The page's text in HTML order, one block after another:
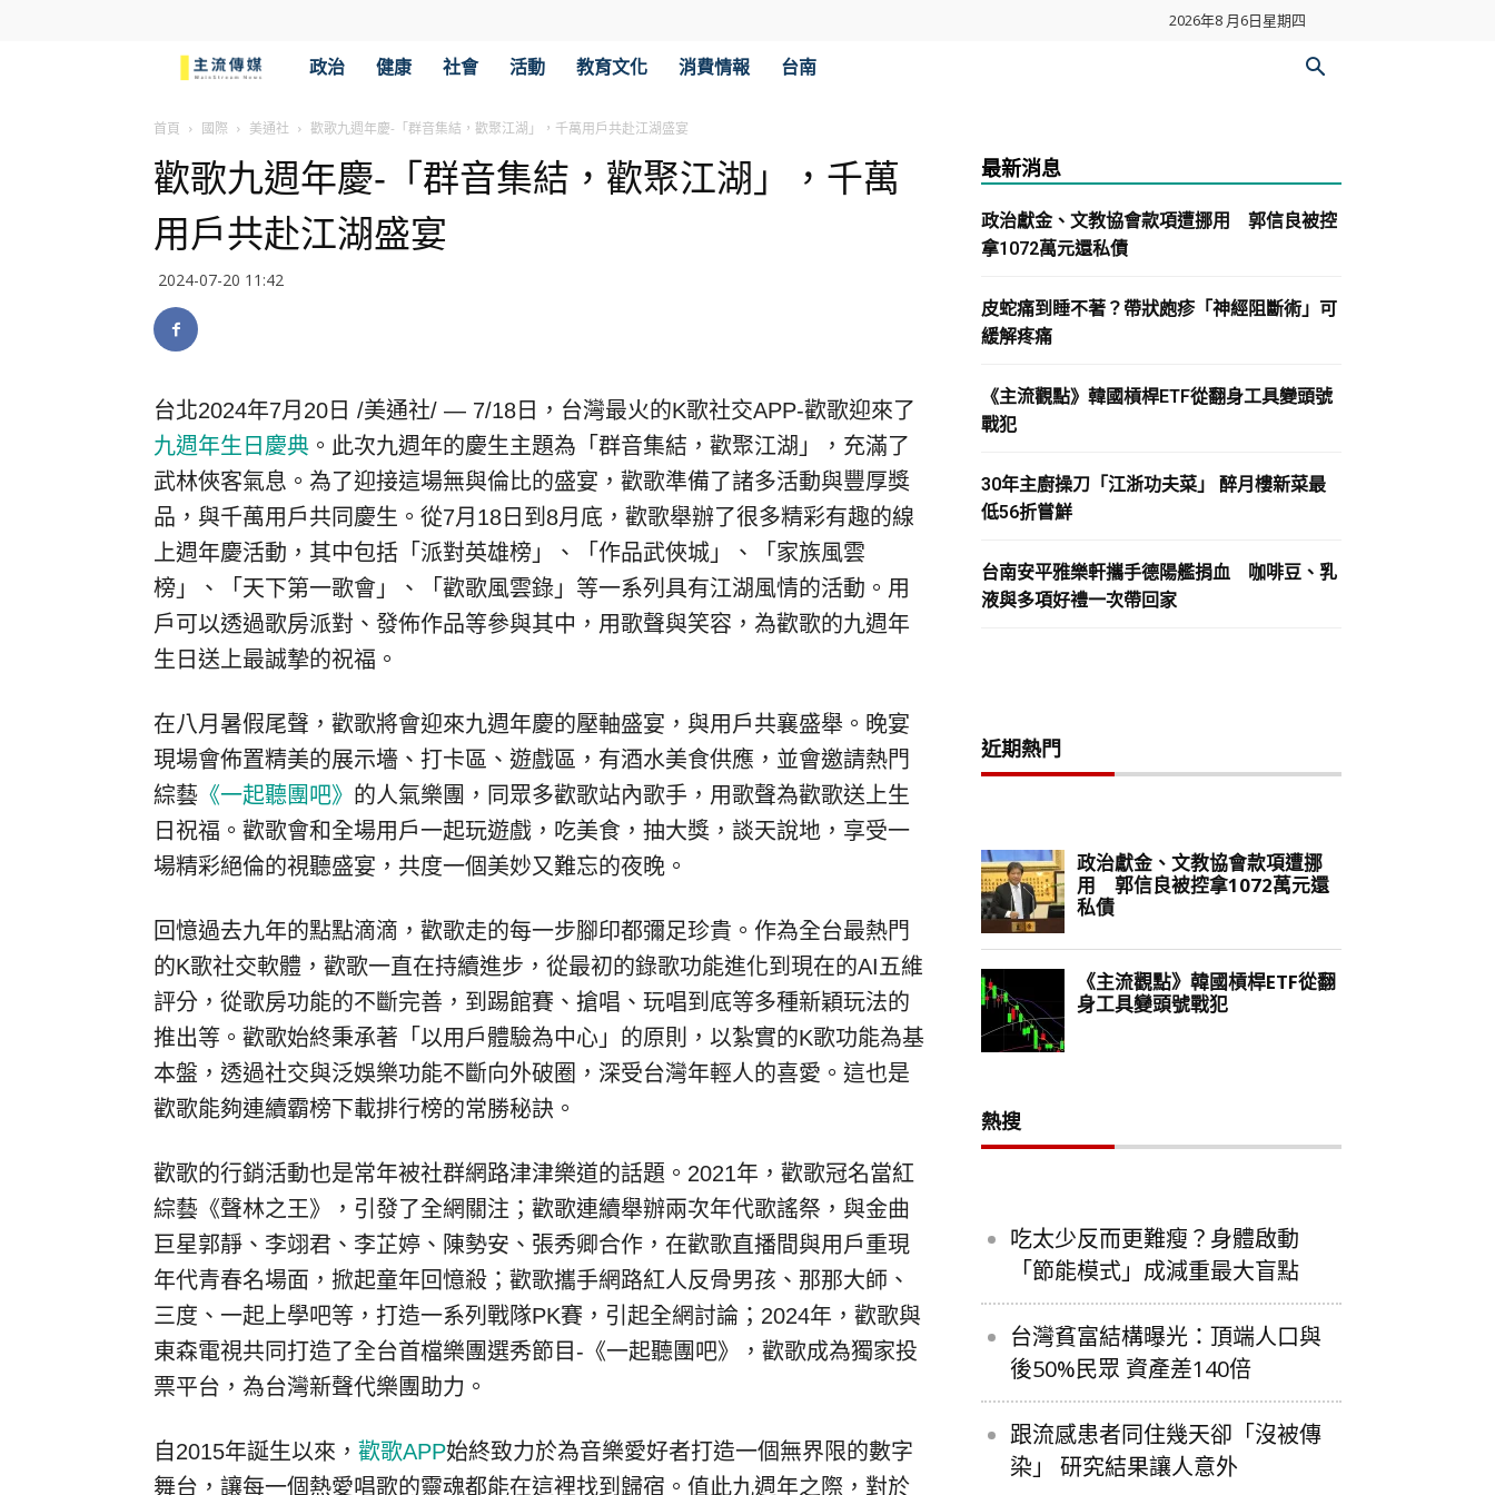
2026年8 月6日星期四
傳
媒
政治 健康 社會 活動 教育文化 消費情報 台南
首頁 國際 美通社 歡歌九週年慶-「群音集結，歡聚江湖」，千萬用戶共赴江湖盛宴
歡歌九週年慶-「群音集結，歡聚江湖」，千萬
用戶共赴江湖盛宴
2024-07-20 11:42
台北2024年7月20日 /美通社/ — 7/18日，台灣最火的K歌社交APP-歡歌迎來了
九週年生日慶典 。此次九週年的慶生主題為「群音集結，歡聚江湖」，充滿了
武林俠客氣息。為了迎接這場無與倫比的盛宴，歡歌準備了諸多活動與豐厚獎
品，與千萬用戶共同慶生。從7月18日到8月底，歡歌舉辦了很多精彩有趣的線
上週年慶活動，其中包括「派對英雄榜」、「作品武俠城」、「家族風雲
榜」、「天下第一歌會」、「歡歌風雲錄」等一系列具有江湖風情的活動。用
戶可以透過歌房派對、發佈作品等參與其中，用歌聲與笑容，為歡歌的九週年
生日送上最誠摯的祝福。
在八月暑假尾聲，歡歌將會迎來九週年慶的壓軸盛宴，與用戶共襄盛舉。晚宴
現場會佈置精美的展示墻、打卡區、遊戲區，有酒水美食供應，並會邀請熱門
綜藝 《一起聽團吧》 的人氣樂團，同眾多歡歌站內歌手，用歌聲為歡歌送上生
日祝福。歡歌會和全場用戶一起玩遊戲，吃美食，抽大獎，談天說地，享受一
場精彩絕倫的視聽盛宴，共度一個美妙又難忘的夜晚 。
回憶過去九年的點點滴滴，歡歌走的每一步腳印都彌足珍貴。作為全台最熱門
的K歌社交軟體，歡歌一直在持續進步，從最初的錄歌功能進化到現在的AI五維
評分，從歌房功能的不斷完善，到踢館賽、搶唱、玩唱到底等多種新穎玩法的
推出等。歡歌始終秉承著「以用戶體驗為中心」的原則，以紮實的K歌功能為基
本盤，透過社交與泛娛樂功能不斷向外破圈，深受台灣年輕人的喜愛。這也是
歡歌能夠連續霸榜下載排行榜的常勝秘訣。
歡歌的行銷活動也是常年被社群網路津津樂道的話題。2021年，歡歌冠名當紅
綜藝《聲林之王》，引發了全網關注；歡歌連續舉辦兩次年代歌謠祭，與金曲
巨星郭靜、李翊君、李芷婷、陳勢安、張秀卿合作，在歡歌直播間與用戶重現
年代青春名場面，掀起童年回憶殺；歡歌攜手網路紅人反骨男孩、那那大師、
三度、一起上學吧等，打造一系列戰隊PK賽，引起全網討論；2024年，歡歌與
東森電視共同打造了全台首檔樂團選秀節目-《一起聽團吧》，歡歌成為獨家投
票平台，為台灣新聲代樂團助力 。
自2015年誕生以來， 歡歌APP始終致力於為音樂愛好者打造一個無界限的數字
舞台，讓每一個熱愛唱歌的靈魂都能在這裡找到歸宿。值此九週年之際，對於
最新消息
政治獻金、文教協會款項遭挪用 郭信良被控
拿1072萬元還私債
皮蛇痛到睡不著？帶狀皰疹「神經阻斷術」可
緩解疼痛
《主流觀點》韓國槓桿ETF從翻身工具變頭號
戰犯
30年主廚操刀「江浙功夫菜」 醉月樓新菜最
低56折嘗鮮
台南安平雅樂軒攜手德陽艦捐血 咖啡豆、乳
液與多項好禮一次帶回家
近期熱門
熱搜
吃太少反而更難瘦？身體啟動
「節能模式」成減重最大盲點
台灣貧富結構曝光：頂端人口與
後50%民眾 資產差140倍
跟流感患者同住幾天卻「沒被傳
染」 研究結果讓人意外